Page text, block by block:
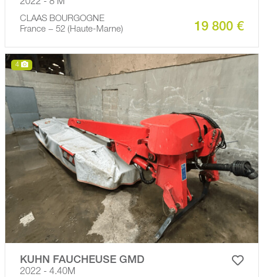
2022 - 8 M
CLAAS BOURGOGNE
France − 52 (Haute-Marne)
19 800 €
4
KUHN FAUCHEUSE GMD
2022 - 4.40M